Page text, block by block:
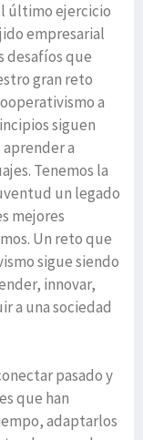
último ejercicio
empresarial
desafíos que
gran reto
a
siguen
a
Tenemos la
un legado
mejores
Un reto que
sigue siendo
innovar,
a una sociedad
pasado y
que han
adaptarlos